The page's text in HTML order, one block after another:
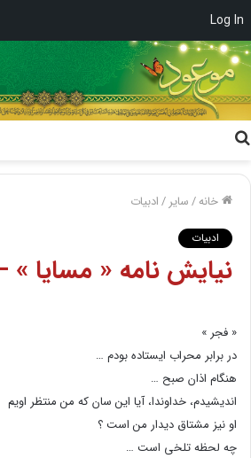
Log In
خانه/سایر /ادبیات
ادبیات
نیایش نامه « مسایا »
« فجر »
در برابر محراب ایستاده بودم …
هنگام اذان صبح …
اندیشیدم، خداوندا، آیا این سان که من منتظر اویم
او نیز مشتاق دیدار من است ؟
چه لحظه تلخی است …